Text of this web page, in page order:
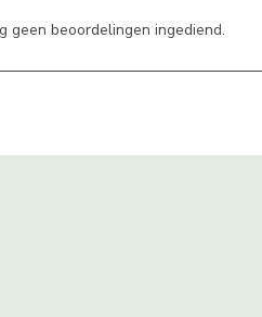
geen beoordelingen ingediend.